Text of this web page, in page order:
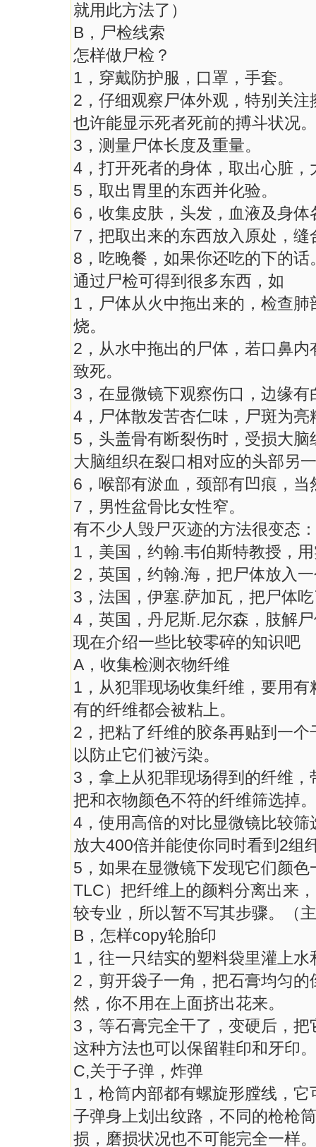
就用此方法了）
B，尸检线索
怎样做尸检？
1，穿戴防护服，口罩，手套。
2，仔细观察尸体外观，特别关
也许能显示死者死前的搏斗状况。
3，测量尸体长度及重量。
4，打开死者的身体，取出心脏
5，取出胃里的东西并化验。
6，收集皮肤，头发，血液及身
7，把取出来的东西放入原处，缝
8，吃晚餐，如果你还吃的下的话
通过尸检可得到很多东西，如
1，尸体从火中拖出来的，检查
烧。
2，从水中拖出的尸体，若口鼻
致死。
3，在显微镜下观察伤口，边缘
4，尸体散发苦杏仁味，尸斑为
5，头盖骨有断裂伤时，受损大
大脑组织在裂口相对应的头部另
6，喉部有淤血，颈部有凹痕，
7，男性盆骨比女性窄。
有不少人毁尸灭迹的方法很变态
1，美国，约翰.韦伯斯特教授，
2，英国，约翰.海，把尸体放入
3，法国，伊塞.萨加瓦，把尸体
4，英国，丹尼斯.尼尔森，肢解
现在介绍一些比较零碎的知识吧
A，收集检测衣物纤维
1，从犯罪现场收集纤维，要用
有的纤维都会被粘上。
2，把粘了纤维的胶条再贴到一
以防止它们被污染。
3，拿上从犯罪现场得到的纤维
把和衣物颜色不符的纤维筛选掉。
4，使用高倍的对比显微镜比较
放大400倍并能使你同时看到2组
5，如果在显微镜下发现它们颜
TLC）把纤维上的颜料分离出来
较专业，所以暂不写其步骤。（
B，怎样copy轮胎印
1，往一只结实的塑料袋里灌上
2，剪开袋子一角，把石膏均匀
然，你不用在上面挤出花来。
3，等石膏完全干了，变硬后，把
这种方法也可以保留鞋印和牙印。
C,关于子弹，炸弹
1，枪筒内部都有螺旋形膛线，
子弹身上划出纹路，不同的枪枪
损，磨损状况也不可能完全一样